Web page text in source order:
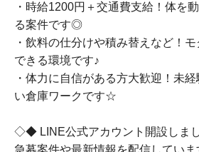
・時給1200円＋交通費支給！体を
る案件です◎
・飲料の仕分けや積み替えなど！
できる環境です♪
・体力に自信がある方大歓迎！未
い倉庫ワークです☆
◇◆ LINE公式アカウント開設し
急募案件や最新情報を配信していま